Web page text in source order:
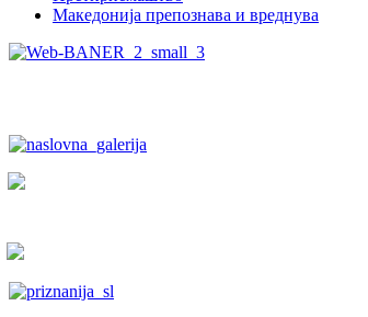
Македонија препознава и вреднува